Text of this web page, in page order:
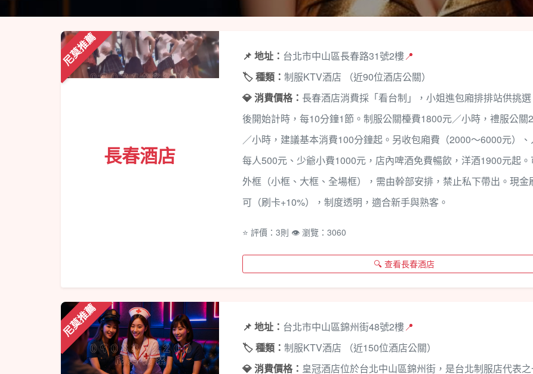
尼莫推薦
長春酒店
📌 地址： 台北市中山區長春路31號2樓📍
🏷️ 種類： 制服KTV酒店 （近90位酒店公關）
💎 消費價格： 長春酒店消費採「看台制」，小姐進包廂排排站供挑
後開始計時，每10分鐘1節。制服公關檯費1800元／小時，禮服公關
／小時，建議基本消費100分鐘起。另收包廂費（2000～6000元）、
每人500元、少爺小費1000元，店內啤酒免費暢飲，洋酒1900元起。
外框（小框、大框、全場框），需由幹部安排，禁止私下帶出。現金
可（刷卡+10%），制度透明，適合新手與熟客。
⭐ 評價：3則 👁️ 瀏覽：3060
🔍 查看長春酒店
尼莫推薦 📌 地址： 台北市中山區錦州街48號2樓📍
🏷️ 種類： 制服KTV酒店 （近150位酒店公關）
💎 消費價格： 皇冠酒店位於台北中山區錦州街，是台北制服店代表